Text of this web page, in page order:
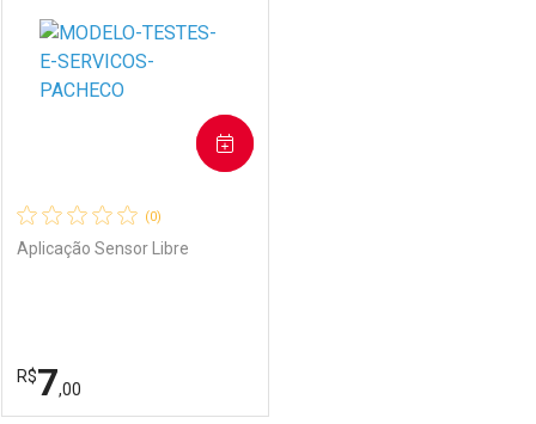
(0)
Aplicação Sensor Libre
R$7,00
AGENDAR